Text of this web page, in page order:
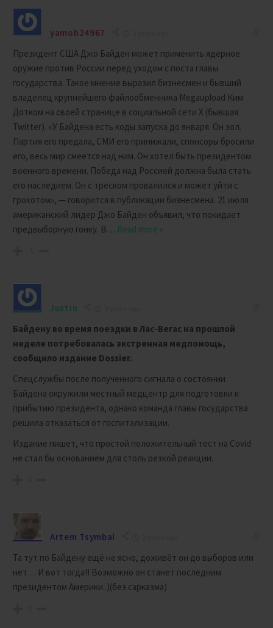
yamoh24967
Президент США Джо Байден может применить ядерное
оружие против России перед уходом с поста главы
государства. Такое мнение выразил бизнесмен и бывший
владелец крупнейшего файлообменника Megaupload Ким
Дотком на своей странице в социальной сети X (бывшая
Twitter). «У Байдена есть коды запуска до января. Он зол.
Партия его предала, СМИ его принижали, спонсоры бросили
его, весь мир смеется над ним. Он хотел быть президентом
военного времени. Победа над Россией должна была стать
его наследием. Он с треском провалился и может уйти с
грохотом», — говорится в публикации бизнесмена. 21 июля
американский лидер Джо Байден объявил, что покидает
предвыборную гонку. В… Read more »
-1
Justin
Байдену во время поездки в Лас-Вегас на прошлой
неделе потребовалась экстренная медпомощь,
сообщило издание Dossier.
Спецслужбы после полученного сигнала о состоянии
Байдена окружили местный медцентр для подготовки к
прибытию президента, однако команда главы государства
решила отказаться от госпитализации.
Издание пишет, что простой положительный тест на Covid
не стал бы основанием для столь резкой реакции.
Artem Tsymbal
Та тут по Байдену ещё не ясно, доживёт он до выборов или
нет… И вот тогда!! Возможно он станет последним
президентом Америки..)(без сарказма)